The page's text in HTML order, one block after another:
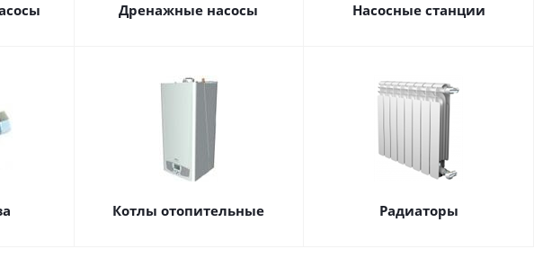
Дренажные насосы Насосные станции
Котлы отопительные Радиаторы